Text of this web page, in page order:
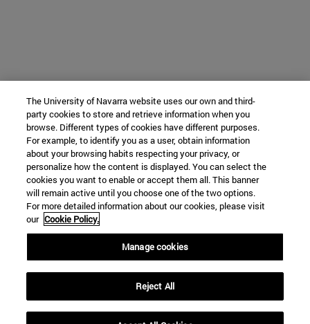
The University of Navarra website uses our own and third-
party cookies to store and retrieve information when you
browse. Different types of cookies have different purposes.
For example, to identify you as a user, obtain information
about your browsing habits respecting your privacy, or
personalize how the content is displayed. You can select the
cookies you want to enable or accept them all. This banner
will remain active until you choose one of the two options.
For more detailed information about our cookies, please visit
our Cookie Policy.
Manage cookies
Reject All